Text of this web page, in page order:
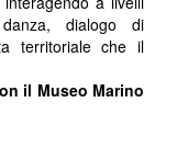
dialogo di
territoriale che il
il Museo Marino